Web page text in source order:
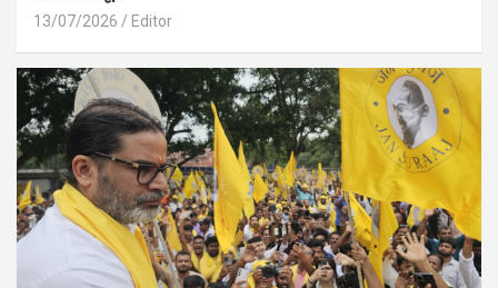
13/07/2026 Editor